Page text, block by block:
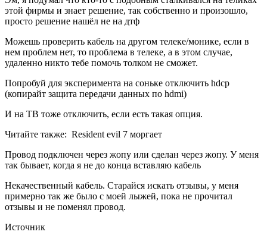
этой фирмы и знает решение, так собственно и произошло,
просто решение нашёл не на дтф
Можешь проверить кабель на другом телеке/монике, если в
нем проблем нет, то проблема в телеке, а в этом случае,
удаленно никто тебе помочь толком не сможет.
Попробуй для эксперимента на соньке отключить hdcp
(копирайт защита передачи данных по hdmi)
И на ТВ тоже отключить, если есть такая опция.
Читайте также: Resident evil 7 моргает
Провод подключен через жопу или сделан через жопу. У меня
так бывает, когда я не до конца вставляю кабель
Некачественный кабель. Старайся искать отзывы, у меня
примерно так же было с моей лыжей, пока не прочитал
отзывы и не поменял провод.
Источник